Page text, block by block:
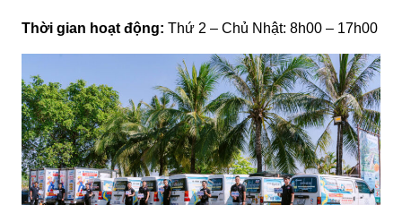
Thời gian hoạt động: Thứ 2 – Chủ Nhật: 8h00 – 17h00